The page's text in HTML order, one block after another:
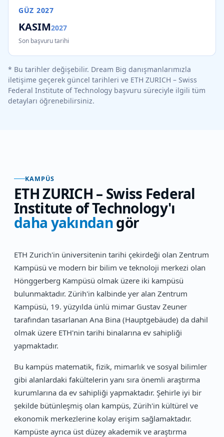
GÜZ 2027
KASIM2027
Son başvuru tarihi
* Bu tarihler değişebilir. Dream Big danışmanlarımızla
iletişime geçerek güncel tarihleri ve ETH ZURICH – Swiss
Federal Institute of Technology başvuru süreciyle ilgili tüm
detayları öğrenebilirsiniz.
KAMPÜS
ETH ZURICH – Swiss Federal
Institute of Technology'ı
daha yakındangör
ETH Zurich'in üniversitenin tarihi çekirdeği olan Zentrum
Kampüsü ve modern bir bilim ve teknoloji merkezi olan
Hönggerberg Kampüsü olmak üzere iki kampüsü
bulunmaktadır. Zürih'in kalbinde yer alan Zentrum
Kampüsü, 19. yüzyılda ünlü mimar Gustav Zeuner
tarafından tasarlanan Ana Bina (Hauptgebäude) da dahil
olmak üzere ETH'nin tarihi binalarına ev sahipliği
yapmaktadır.
Bu kampüs matematik, fizik, mimarlık ve sosyal bilimler
gibi alanlardaki fakültelerin yanı sıra önemli araştırma
kurumlarına da ev sahipliği yapmaktadır. Şehirle iyi bir
şekilde bütünleşmiş olan kampüs, Zürih'in kültürel ve
ekonomik merkezlerine kolay erişim sağlamaktadır.
Kampüste ayrıca üst düzey akademik ve araştırma